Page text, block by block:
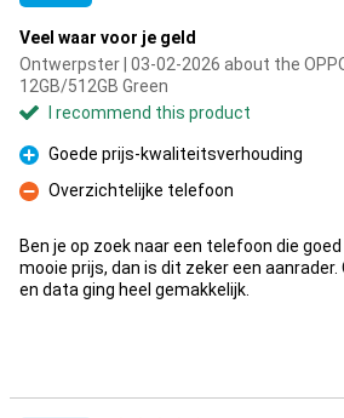
Veel waar voor je geld
Ontwerpster | 03-02-2026 about the
12GB/512GB Green
I recommend this product
Pro
Goede prijs-kwaliteitsverhouding
Con
Overzichtelijke telefoon
Ben je op zoek naar een telefoon die
mooie prijs, dan is dit zeker een
en data ging heel gemakkelijk.